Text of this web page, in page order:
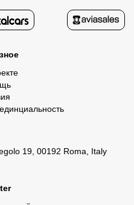
19, 00192 Roma, Italy